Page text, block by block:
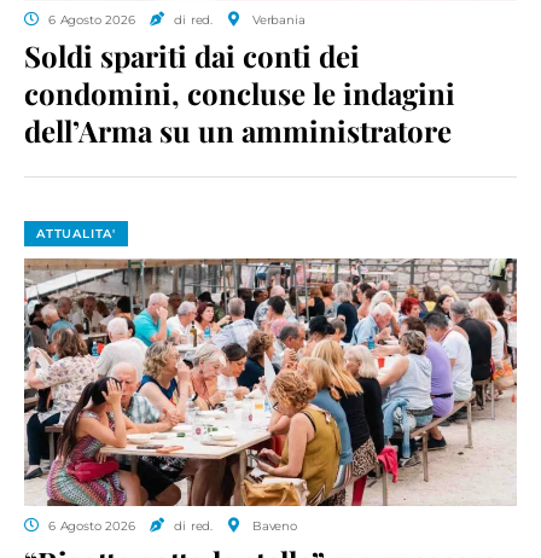
6 Agosto 2026 di red. Verbania
Soldi spariti dai conti dei
condomini, concluse le indagini
dell’Arma su un amministratore
ATTUALITA'
6 Agosto 2026 di red. Baveno